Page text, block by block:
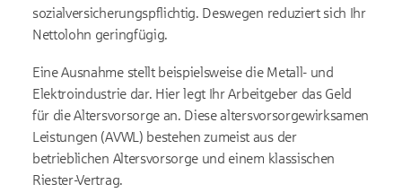
sozialversicherungspflichtig. Deswegen reduziert sich Ihr
Nettolohn geringfügig.
Eine Ausnahme stellt beispielsweise die Metall- und
Elektroindustrie dar. Hier legt Ihr Arbeitgeber das Geld
für die Altersvorsorge an. Diese altersvorsorgewirksamen
Leistungen (AVWL) bestehen zumeist aus der
betrieblichen Altersvorsorge und einem klassischen
Riester-Vertrag.